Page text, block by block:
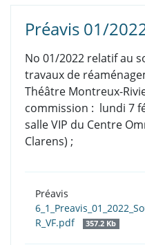
Préavis 01/
No 01/2022 relatif au
travaux de
Théâtre Montreux-
commission : lundi 7
salle VIP du Centre
Clarens) ;
Préavis
R_VF.pdf
357.2 Kb